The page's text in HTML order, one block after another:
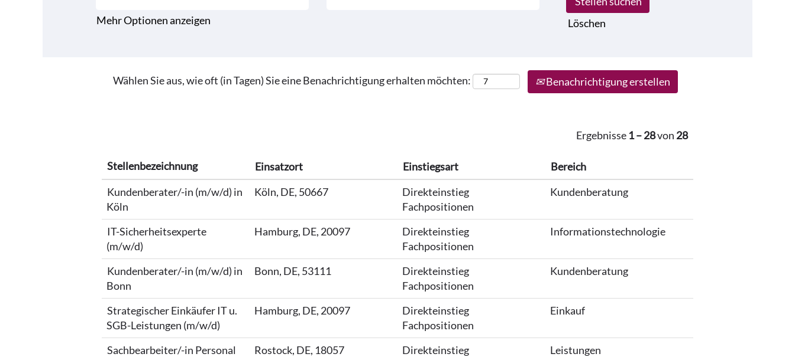
Mehr Optionen anzeigen Löschen
Wählen Sie aus, wie oft (in Tagen) Sie eine Benachrichtigung erhalten möchten: Benachrichtigung erstellen
Ergebnisse 1 – 28von 28
Stellenbezeichnung Einsatzort Einstiegsart
Bereich
Kundenberater/-in (m/w/d) in
Köln
Köln, DE, 50667
Direkteinstieg
Fachpositionen
Kundenberatung
IT-Sicherheitsexperte
(m/w/d)
Hamburg, DE, 20097
Direkteinstieg
Fachpositionen
Informationstechnologie
Kundenberater/-in (m/w/d) in
Bonn
Bonn, DE, 53111
Direkteinstieg
Fachpositionen
Kundenberatung
Strategischer Einkäufer IT u.
SGB-Leistungen (m/w/d)
Hamburg, DE, 20097
Direkteinstieg
Fachpositionen
Einkauf
Sachbearbeiter/-in Personal
Rostock, DE, 18057
Direkteinstieg
Leistungen